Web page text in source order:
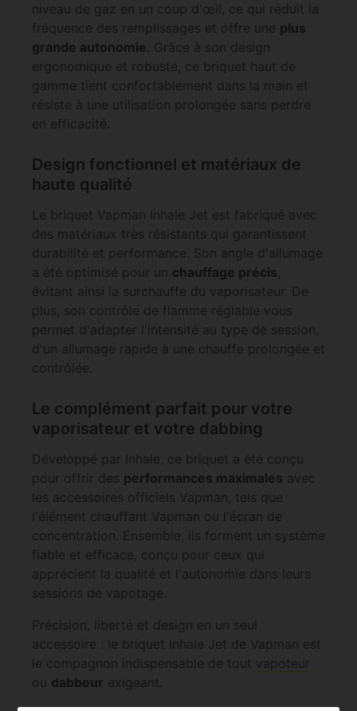
niveau de gaz en un coup d'œil, ce qui réduit la
fréquence des remplissages et offre une plus
grande autonomie. Grâce à son design
ergonomique et robuste, ce briquet haut de
gamme tient confortablement dans la main et
résiste à une utilisation prolongée sans perdre
en efficacité.
Design fonctionnel et matériaux de
haute qualité
Le briquet Vapman Inhale Jet est fabriqué avec
des matériaux très résistants qui garantissent
durabilité et performance. Son angle d'allumage
a été optimisé pour un chauffage précis,
évitant ainsi la surchauffe du vaporisateur. De
plus, son contrôle de flamme réglable vous
permet d'adapter l'intensité au type de session,
d'un allumage rapide à une chauffe prolongée et
contrôlée.
Le complément parfait pour votre
vaporisateur et votre dabbing
Développé par Inhale, ce briquet a été conçu
pour offrir des performances maximales avec
les accessoires officiels Vapman, tels que
l'élément chauffant Vapman ou l'écran de
concentration. Ensemble, ils forment un système
fiable et efficace, conçu pour ceux qui
apprécient la qualité et l'autonomie dans leurs
sessions de vapotage.
Précision, liberté et design en un seul
accessoire : le briquet Inhale Jet de Vapman est
le compagnon indispensable de tout vapoteur
ou dabbeur exigeant.